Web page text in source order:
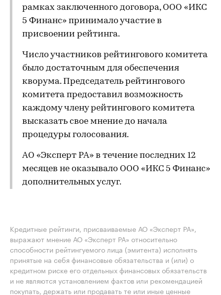
рамках заключенного договора, ООО «ИКС
5 Финанс» принимало участие в
присвоении рейтинга.
Число участников рейтингового комитета
было достаточным для обеспечения
кворума. Председатель рейтингового
комитета предоставил возможность
каждому члену рейтингового комитета
высказать свое мнение до начала
процедуры голосования.
АО «Эксперт РА» в течение последних 12
месяцев не оказывало ООО «ИКС 5 Финанс»
дополнительных услуг.
Кредитные рейтинги, присваиваемые АО «Эксперт РА»,
выражают мнение АО «Эксперт РА» относительно
способности рейтингуемого лица (эмитента) исполнять
принятые на себя финансовые обязательства и (или) о
кредитном риске его отдельных финансовых обязательств
и не являются установлением фактов или рекомендацией
покупать, держать или продавать те или иные ценные